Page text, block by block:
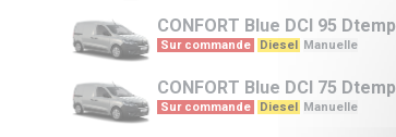
CONFORT Blue DCI 95 Dtemp
Sur commande Diesel Manuelle
CONFORT Blue DCI 75 Dtemp
Sur commande Diesel Manuelle